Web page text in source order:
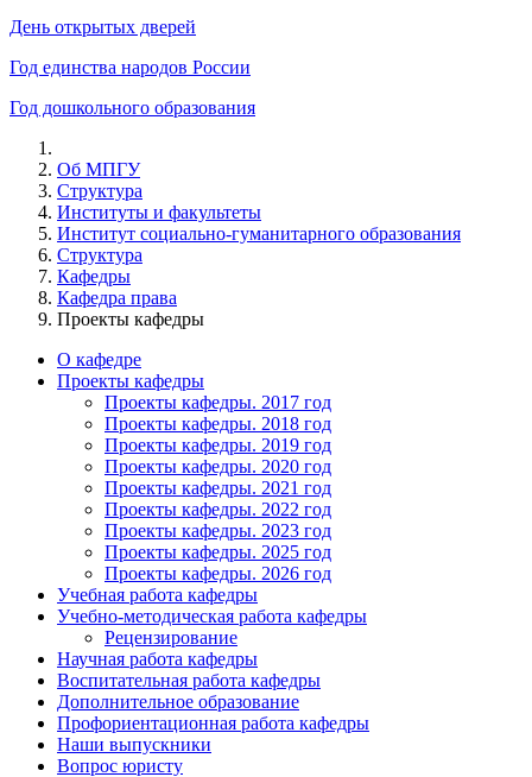
День открытых дверей
Год единства народов России
Год дошкольного образования
Об МПГУ
Структура
Институты и факультеты
Институт социально-гуманитарного образования
Структура
Кафедры
Кафедра права
Проекты кафедры
О кафедре
Проекты кафедры
Проекты кафедры. 2017 год
Проекты кафедры. 2018 год
Проекты кафедры. 2019 год
Проекты кафедры. 2020 год
Проекты кафедры. 2021 год
Проекты кафедры. 2022 год
Проекты кафедры. 2023 год
Проекты кафедры. 2025 год
Проекты кафедры. 2026 год
Учебная работа кафедры
Учебно-методическая работа кафедры
Рецензирование
Научная работа кафедры
Воспитательная работа кафедры
Дополнительное образование
Профориентационная работа кафедры
Наши выпускники
Вопрос юристу